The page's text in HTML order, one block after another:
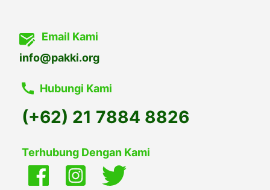
Email Kami
info@pakki.org
Hubungi Kami
(+62) 21 7884 8826
Terhubung Dengan Kami